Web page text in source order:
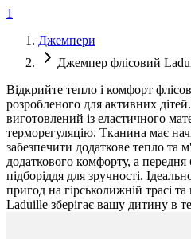
1
Джемпери
Джемпер флісовий
Відкрийте тепло і комфорт
розробленого для активних
виготовлений із еластичного
терморегуляцію. Тканина має
забезпечити додаткове тепло та
додаткового комфорту, а передня
підборіддя для зручності.
пригод на гірськолижній трасі
Laduille зберігає вашу дитину в